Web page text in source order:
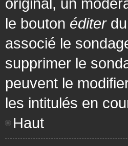
le bouton éditerdu
associé le
supprimer le
peuvent le
les intitulés en
Haut